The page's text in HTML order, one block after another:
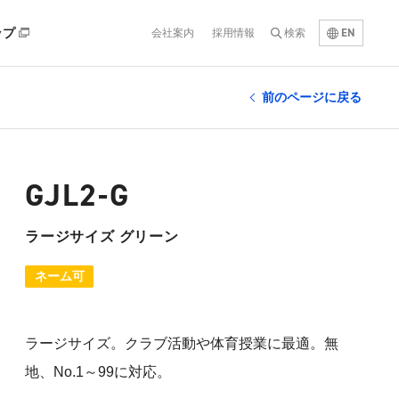
プ 会社案内 採用情報 検索 EN
前のページに戻る
GJL2-G
ラージサイズ グリーン
ネーム可
ラージサイズ。クラブ活動や体育授業に最適。無
地、No.1～99に対応。